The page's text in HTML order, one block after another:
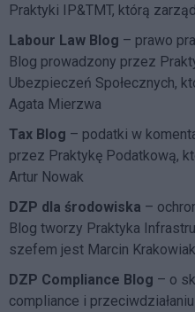
Praktyki IP&TMT, którą
Labour Law Blog – prawo
Blog prowadzony przez
Ubezpieczeń Społecznych,
Agata Mierzwa
Tax Blog – podatki w
przez Praktykę Podatkową,
Artur Nowak
DZP dla środowiska –
Blog tworzy Praktyka
szefem jest Marcin Krakowiak
DZP Compliance Blog – o
compliance i